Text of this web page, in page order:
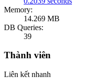
Memory:
14.269 MB
DB Queries:
39
Thành viên
Liên kết nhanh